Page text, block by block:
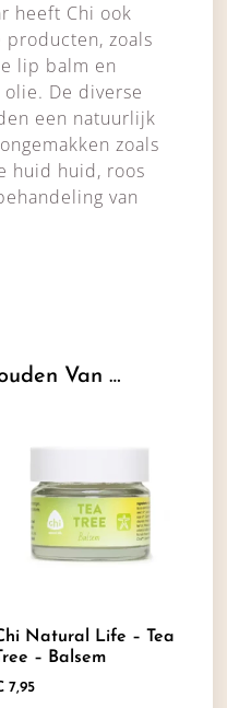
heeft Chi ook
zoals
lip balm en
De diverse
een natuurlijk
zoals
huid huid, roos
van
Van …
Natural Life – Tea
– Balsem
7,95